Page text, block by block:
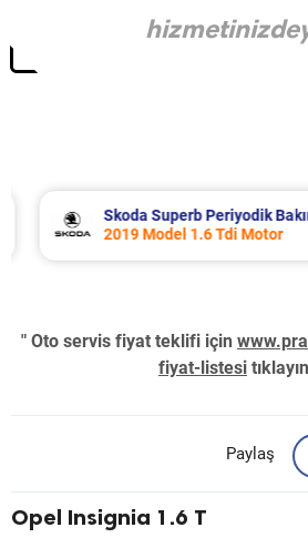
Skoda Superb Periyodik
2019 Model 1.6 Tdi Motor
" Oto servis fiyat teklifi için
fiyat-listesi
Paylaş
Opel Insignia 1.6 T